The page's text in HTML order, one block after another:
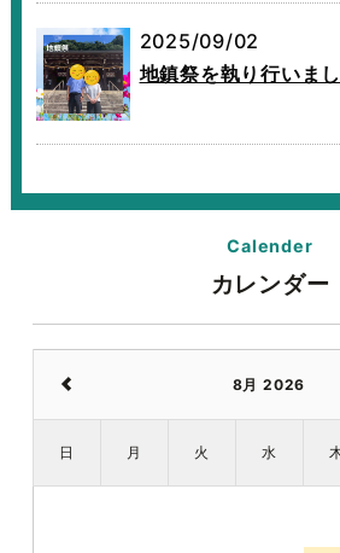
2025/09/02
地鎮祭を執り行いま
Calender
カレンダー
8月 2026
日 月 火 水